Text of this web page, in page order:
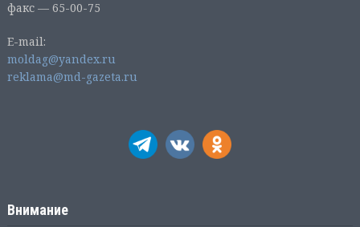
факс — 65-00-75
E-mail:
moldag@yandex.ru
reklama@md-gazeta.ru
Внимание